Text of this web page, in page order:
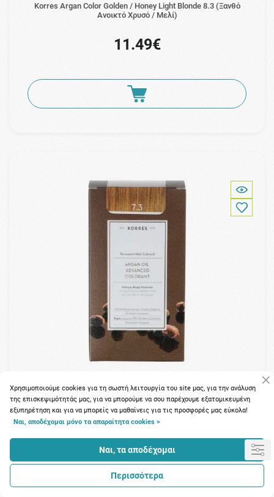
Korres Argan Color Golden / Honey Light Blonde 8.3 (Ξανθό
Ανοικτό Χρυσό / Μελί)
11.49€
93 Πόντοι
Μελί)
11.49€
Χρησιμοποιούμε cookies για τη σωστή λειτουργία του site μας, για την ανάλυση
της επισκεψιμότητάς μας, για να μπορούμε να σου παρέχουμε εξατομικευμένη
εξυπηρέτηση και για να μπορείς να μαθαίνεις για τις προσφορές μας εύκολα!
Ναι, αποδέχομαι μόνο τα απαραίτητα cookies >
Ναι, τα αποδέχομαι
Περισσότερα